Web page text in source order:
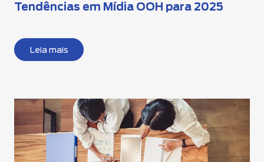
Tendências em Mídia OOH para 2025
Leia mais